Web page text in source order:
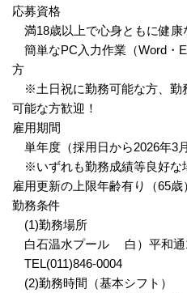
応募資格
満18歳以上で心身ともに健康
簡単なPC入力作業（Word・
方
※土日祝に勤務可能な方、
可能な方歓迎！
雇用期間
単年度（採用日から2026年3
※いずれも勤務成績等良好な
雇用更新の上限年齢有り（65歳
勤務条件
(1)勤務場所
白石温水プール 白）平和通
TEL(011)846-0004
(2)勤務時間（基本シフト）